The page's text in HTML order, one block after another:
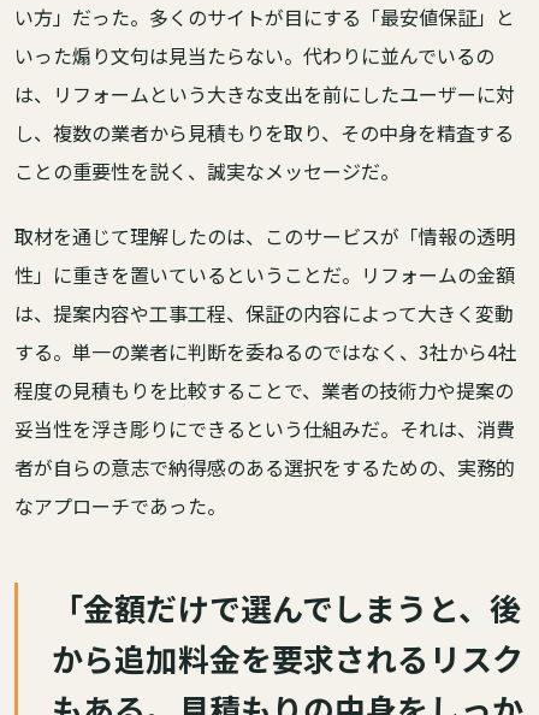
い方」だった。多くのサイトが目にする「最安値保証」と
いった煽り文句は見当たらない。代わりに並んでいるの
は、リフォームという大きな支出を前にしたユーザーに対
し、複数の業者から見積もりを取り、その中身を精査する
ことの重要性を説く、誠実なメッセージだ。
取材を通じて理解したのは、このサービスが「情報の透明
性」に重きを置いているということだ。リフォームの金額
は、提案内容や工事工程、保証の内容によって大きく変動
する。単一の業者に判断を委ねるのではなく、3社から4社
程度の見積もりを比較することで、業者の技術力や提案の
妥当性を浮き彫りにできるという仕組みだ。それは、消費
者が自らの意志で納得感のある選択をするための、実務的
なアプローチであった。
「金額だけで選んでしまうと、後
から追加料金を要求されるリスク